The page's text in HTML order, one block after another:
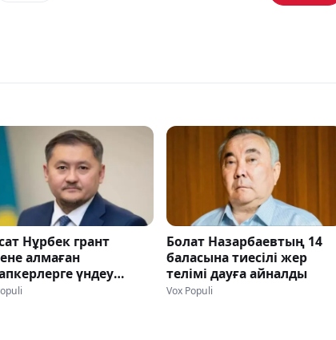
Нұрбек грант
алмаған
үндеу
Болат Назарбаевтың 14
баласына тиесілі жер
телімі дауға айналды
Vox Populi